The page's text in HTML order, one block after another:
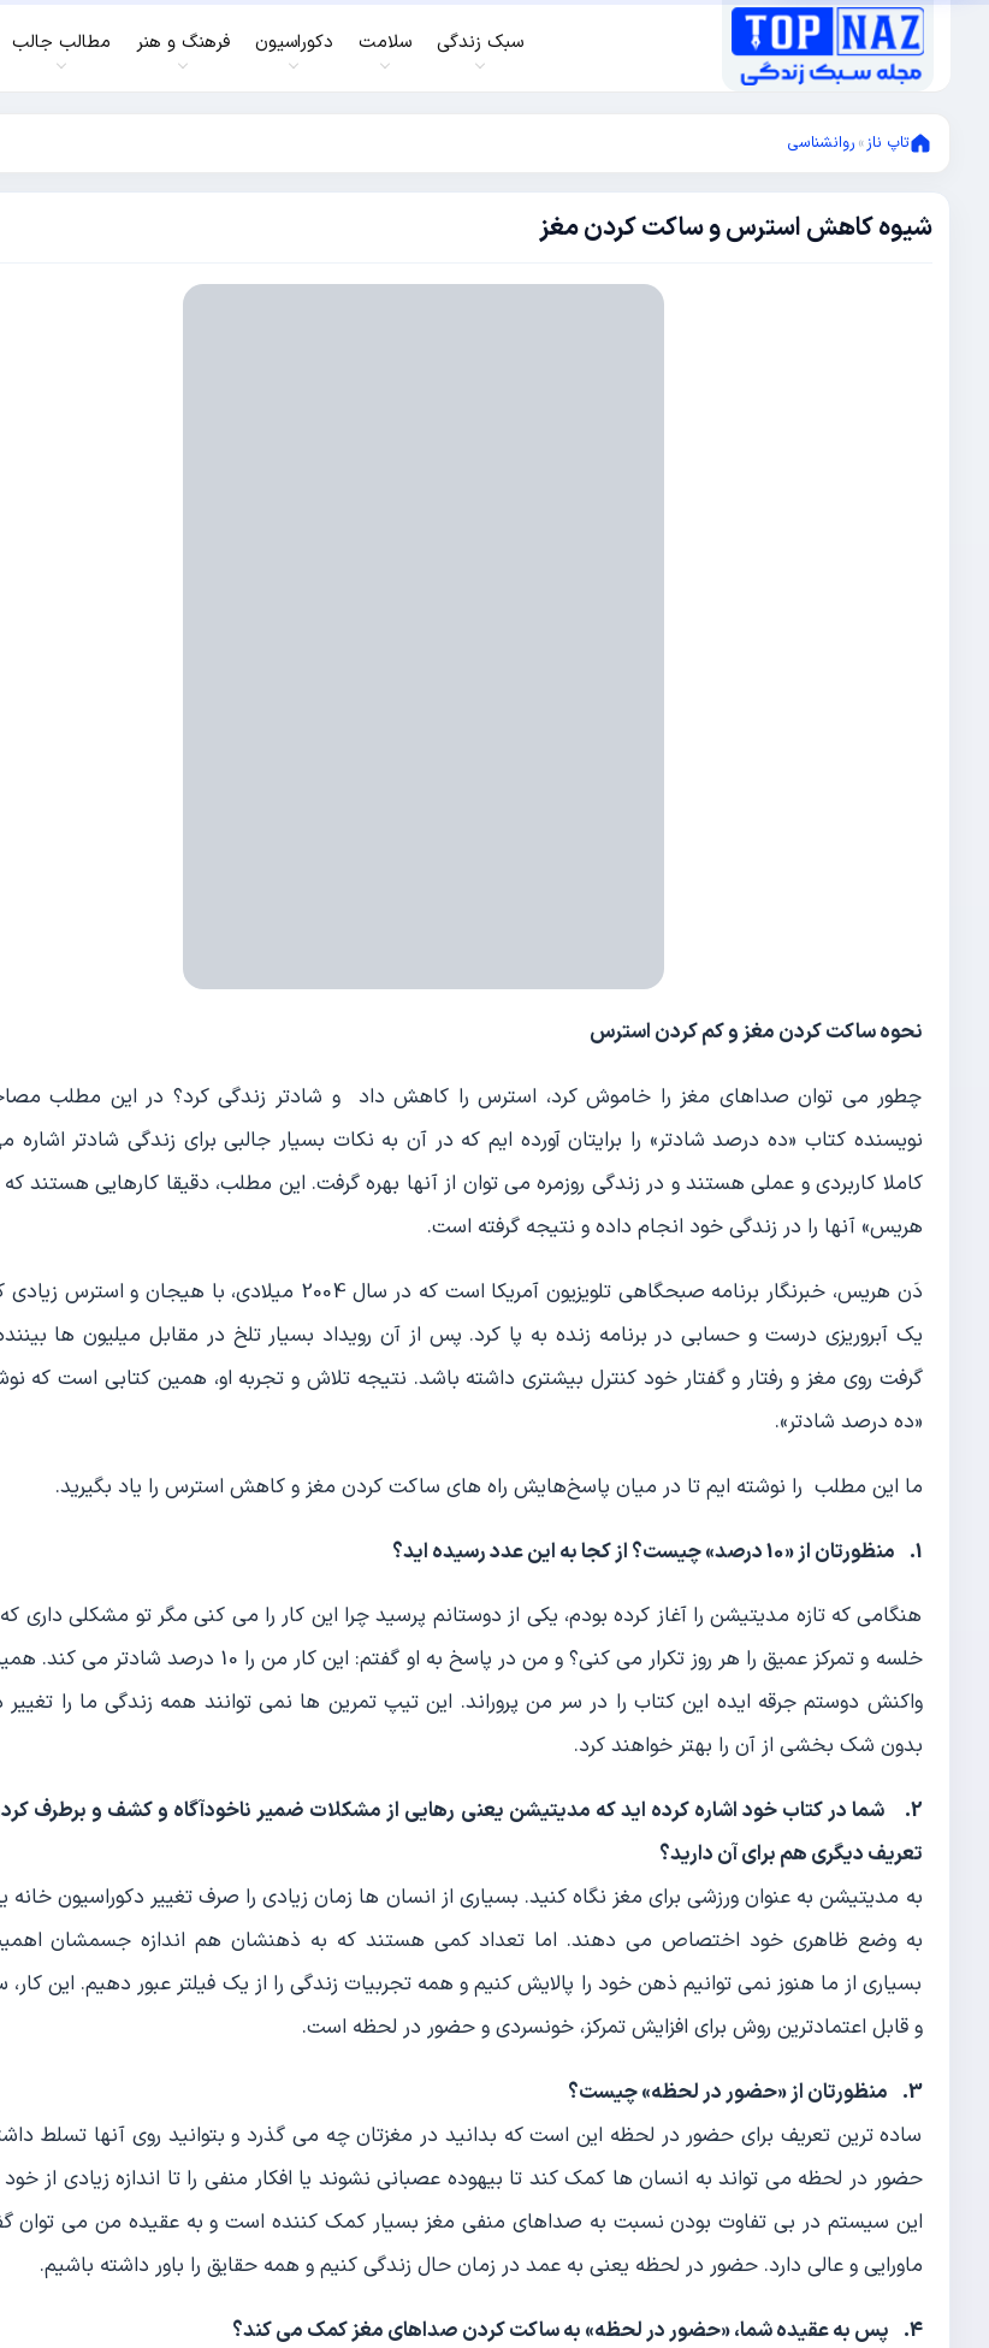
سبک زندگی سلامت دکوراسیون فرهنگ و هنر مطالب جالب
تاپ ناز» روانشناسی
شیوه کاهش استرس و ساکت کردن مغز
ژانویه
نحوه ساکت کردن مغز و کم کردن استرس
چطور می توان صداهای مغز را خاموش کرد، استرس را کاهش داد و شادتر زندگی کرد؟ در این مطلب
نویسنده کتاب «ده درصد شادتر» را برایتان آورده ایم که در آن به نکات بسیار جالبی برای زندگی شادتر اشاره
کاملا کاربردی و عملی هستند و در زندگی روزمره می توان از آنها بهره گرفت. این مطلب، دقیقا کارهایی هستند
هریس» آنها را در زندگی خود انجام داده و نتیجه گرفته است.
دَن هریس، خبرنگار برنامه صبحگاهی تلویزیون آمریکا است که در سال 2004 میلادی، با
یک آبروریزی درست و حسابی در برنامه زنده به پا کرد. پس از آن رویداد بسیار تلخ در مقابل میلیون ها
گرفت روی مغز و رفتار و گفتار خود کنترل بیشتری داشته باشد. نتیجه تلاش و تجربه او، همین کتابی است که
«ده درصد شادتر».
ما این مطلب را نوشته ایم تا در میان پاسخ‌هایش راه های ساکت کردن مغز و کاهش استرس را یاد بگیرید.
1. منظورتان از «10 درصد» چیست؟ از کجا به این عدد رسیده اید؟
هنگامی که تازه مدیتیشن را آغاز کرده بودم، یکی از دوستانم پرسید چرا این کار را می کنی مگر تو مشکلی داری
خلسه و تمرکز عمیق را هر روز تکرار می کنی؟ و من در پاسخ به او گفتم: این کار من را
واکنش دوستم جرقه ایده این کتاب را در سر من پروراند. این تیپ تمرین ها نمی توانند همه زندگی ما را تغییر
بدون شک بخشی از آن را بهتر خواهند کرد.
2. شما در کتاب خود اشاره کرده اید که مدیتیشن یعنی رهایی از مشکلات ضمیر ناخودآگاه و کشف و برطرف کردن
تعریف دیگری هم برای آن دارید؟
به مدیتیشن به عنوان ورزشی برای مغز نگاه کنید. بسیاری از انسان ها زمان زیادی را صرف تغییر دکوراسیون خانه
به وضع ظاهری خود اختصاص می دهند. اما تعداد کمی هستند که به ذهنشان هم اندازه جسمشان
بسیاری از ما هنوز نمی توانیم ذهن خود را پالایش کنیم و همه تجربیات زندگی را از یک فیلتر عبور دهیم. این کار،
و قابل اعتمادترین روش برای افزایش تمرکز، خونسردی و حضور در لحظه است.
3. منظورتان از «حضور در لحظه» چیست؟
ساده ترین تعریف برای حضور در لحظه این است که بدانید در مغزتان چه می گذرد و بتوانید روی آنها تسلط
حضور در لحظه می تواند به انسان ها کمک کند تا بیهوده عصبانی نشوند یا افکار منفی را تا اندازه زیادی از خود
این سیستم در بی تفاوت بودن نسبت به صداهای منفی مغز بسیار کمک کننده است و به عقیده من می توان
ماورایی و عالی دارد. حضور در لحظه یعنی به عمد در زمان حال زندگی کنیم و همه حقایق را باور داشته باشیم.
4. پس به عقیده شما، «حضور در لحظه» به ساکت کردن صداهای مغز کمک می کند؟